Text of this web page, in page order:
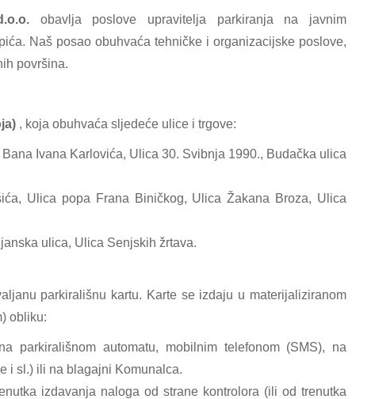
obavlja poslove upravitelja parkiranja na javnim
Naš posao obuhvaća tehničke i organizacijske poslove,
površina.
, koja obuhvaća sljedeće ulice i trgove:
Ivana Karlovića, Ulica 30. Svibnja 1990., Budačka ulica
Ulica popa Frana Biničkog, Ulica Žakana Broza, Ulica
ulica, Ulica Senjskih žrtava.
parkirališnu kartu. Karte se izdaju u materijaliziranom
obliku:
parkirališnom automatu, mobilnim telefonom (SMS), na
i sl.) ili na blagajni Komunalca.
izdavanja naloga od strane kontrolora (ili od trenutka